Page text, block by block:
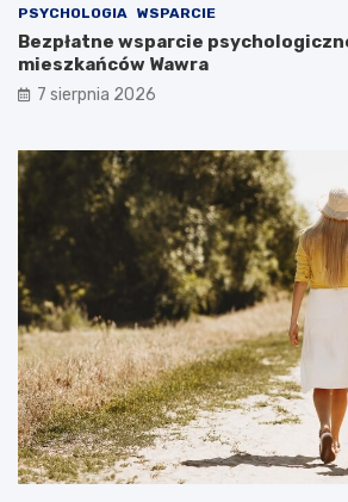
PSYCHOLOGIA WSPARCIE
Bezpłatne wsparcie
mieszkańców Wawra
7 sierpnia 2026